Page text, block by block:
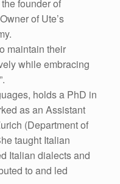
founder of
of Ute’s
maintain their
while embracing
holds a PhD in
as an Assistant
(Department of
taught Italian
Italian dialects and
to and led